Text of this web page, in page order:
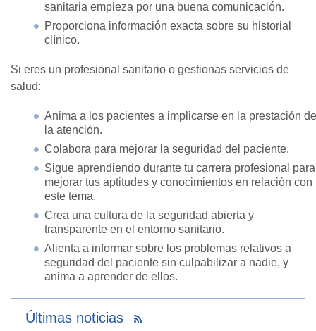
sanitaria empieza por una buena comunicación.
Proporciona información exacta sobre su historial
clínico.
Si eres un profesional sanitario o gestionas servicios de
salud:
Anima a los pacientes a implicarse en la prestación de
la atención.
Colabora para mejorar la seguridad del paciente.
Sigue aprendiendo durante tu carrera profesional para
mejorar tus aptitudes y conocimientos en relación con
este tema.
Crea una cultura de la seguridad abierta y
transparente en el entorno sanitario.
Alienta a informar sobre los problemas relativos a
seguridad del paciente sin culpabilizar a nadie, y
anima a aprender de ellos.
Últimas noticias